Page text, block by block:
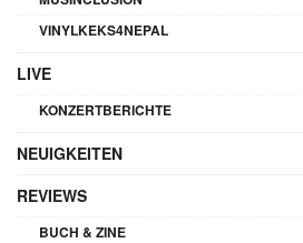
VINYLKEKS4NEPAL
LIVE
KONZERTBERICHTE
NEUIGKEITEN
REVIEWS
BUCH & ZINE